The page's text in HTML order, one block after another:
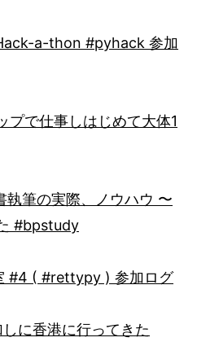
a-thon #pyhack 参加
で仕事しはじめて大体1
筆の実際、ノウハウ 〜
#bpstudy
#4 ( #rettypy ) 参加ログ
に香港に行ってきた